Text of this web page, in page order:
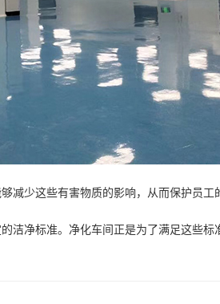
少这些有害物质的影响，从而保护员工
净标准。净化车间正是为了满足这些标